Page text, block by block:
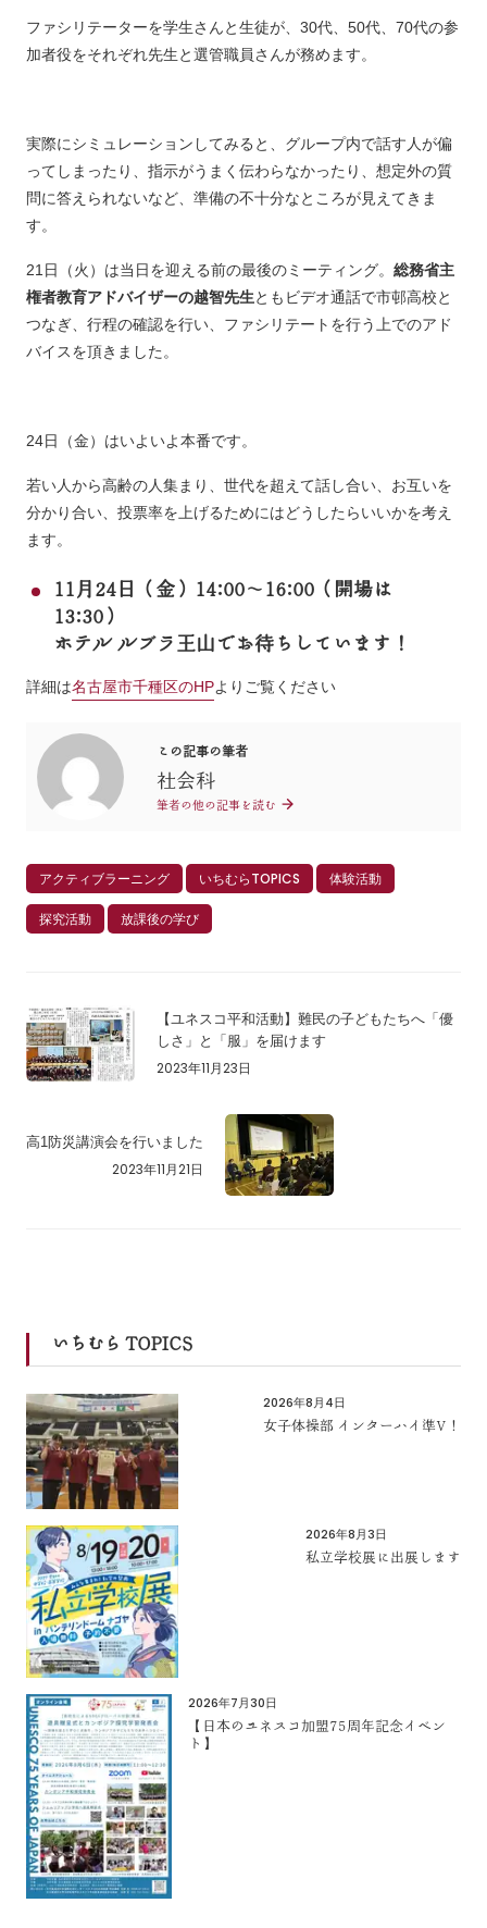
ファシリテーターを学生さんと生徒が、30代、50代、70代の参
加者役をそれぞれ先生と選管職員さんが務めます。
実際にシミュレーションしてみると、グループ内で話す人が偏
ってしまったり、指示がうまく伝わらなかったり、想定外の質
問に答えられないなど、準備の不十分なところが見えてきま
す。
21日（火）は当日を迎える前の最後のミーティング。 総務省主
権者教育アドバイザーの越智先生ともビデオ通話で市邨高校と
つなぎ、行程の確認を行い、ファシリテートを行う上でのアド
バイスを頂きました。
24日（金）はいよいよ本番です。
若い人から高齢の人集まり、世代を超えて話し合い、お互いを
分かり合い、投票率を上げるためにはどうしたらいいかを考え
ます。
11月24日（金）14:00～16:00（開場は
13:30）
ホテル ルブラ王山でお待ちしています！
詳細は名古屋市千種区のHPよりご覧ください
この記事の筆者
社会科
筆者の他の記事を読む
アクティブラーニング いちむらTOPICS 体験活動
探究活動 放課後の学び
【ユネスコ平和活動】難民の子どもたちへ「優
しさ」と「服」を届けます
2023年11月23日
高1防災講演会を行いました
2023年11月21日
いちむら TOPICS
2026年8月4日
女子体操部 インターハイ準V！
2026年8月3日
私立学校展に出展します
2026年7月30日
【日本のユネスコ加盟75周年記念イベン
ト】